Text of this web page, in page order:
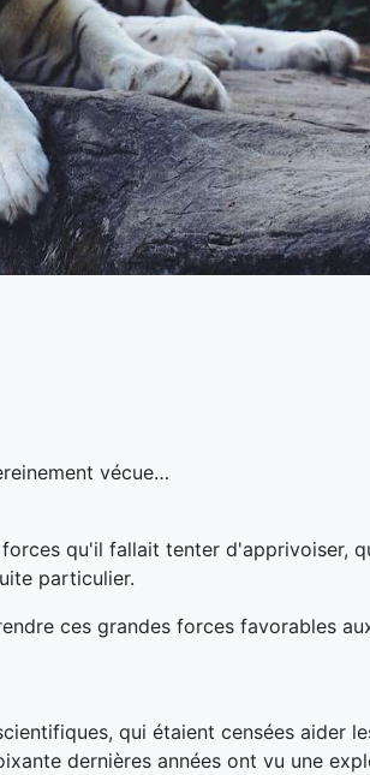
vécue…
qu'il fallait tenter d'apprivoiser,
particulier.
ces grandes forces favorables
qui étaient censées aider
dernières années ont vu une